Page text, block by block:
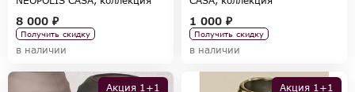
8 000 ₽
Получить скидку
в наличии
1 000 ₽
Получить скидку
в наличии
Акция 1+1 Акция 1+1